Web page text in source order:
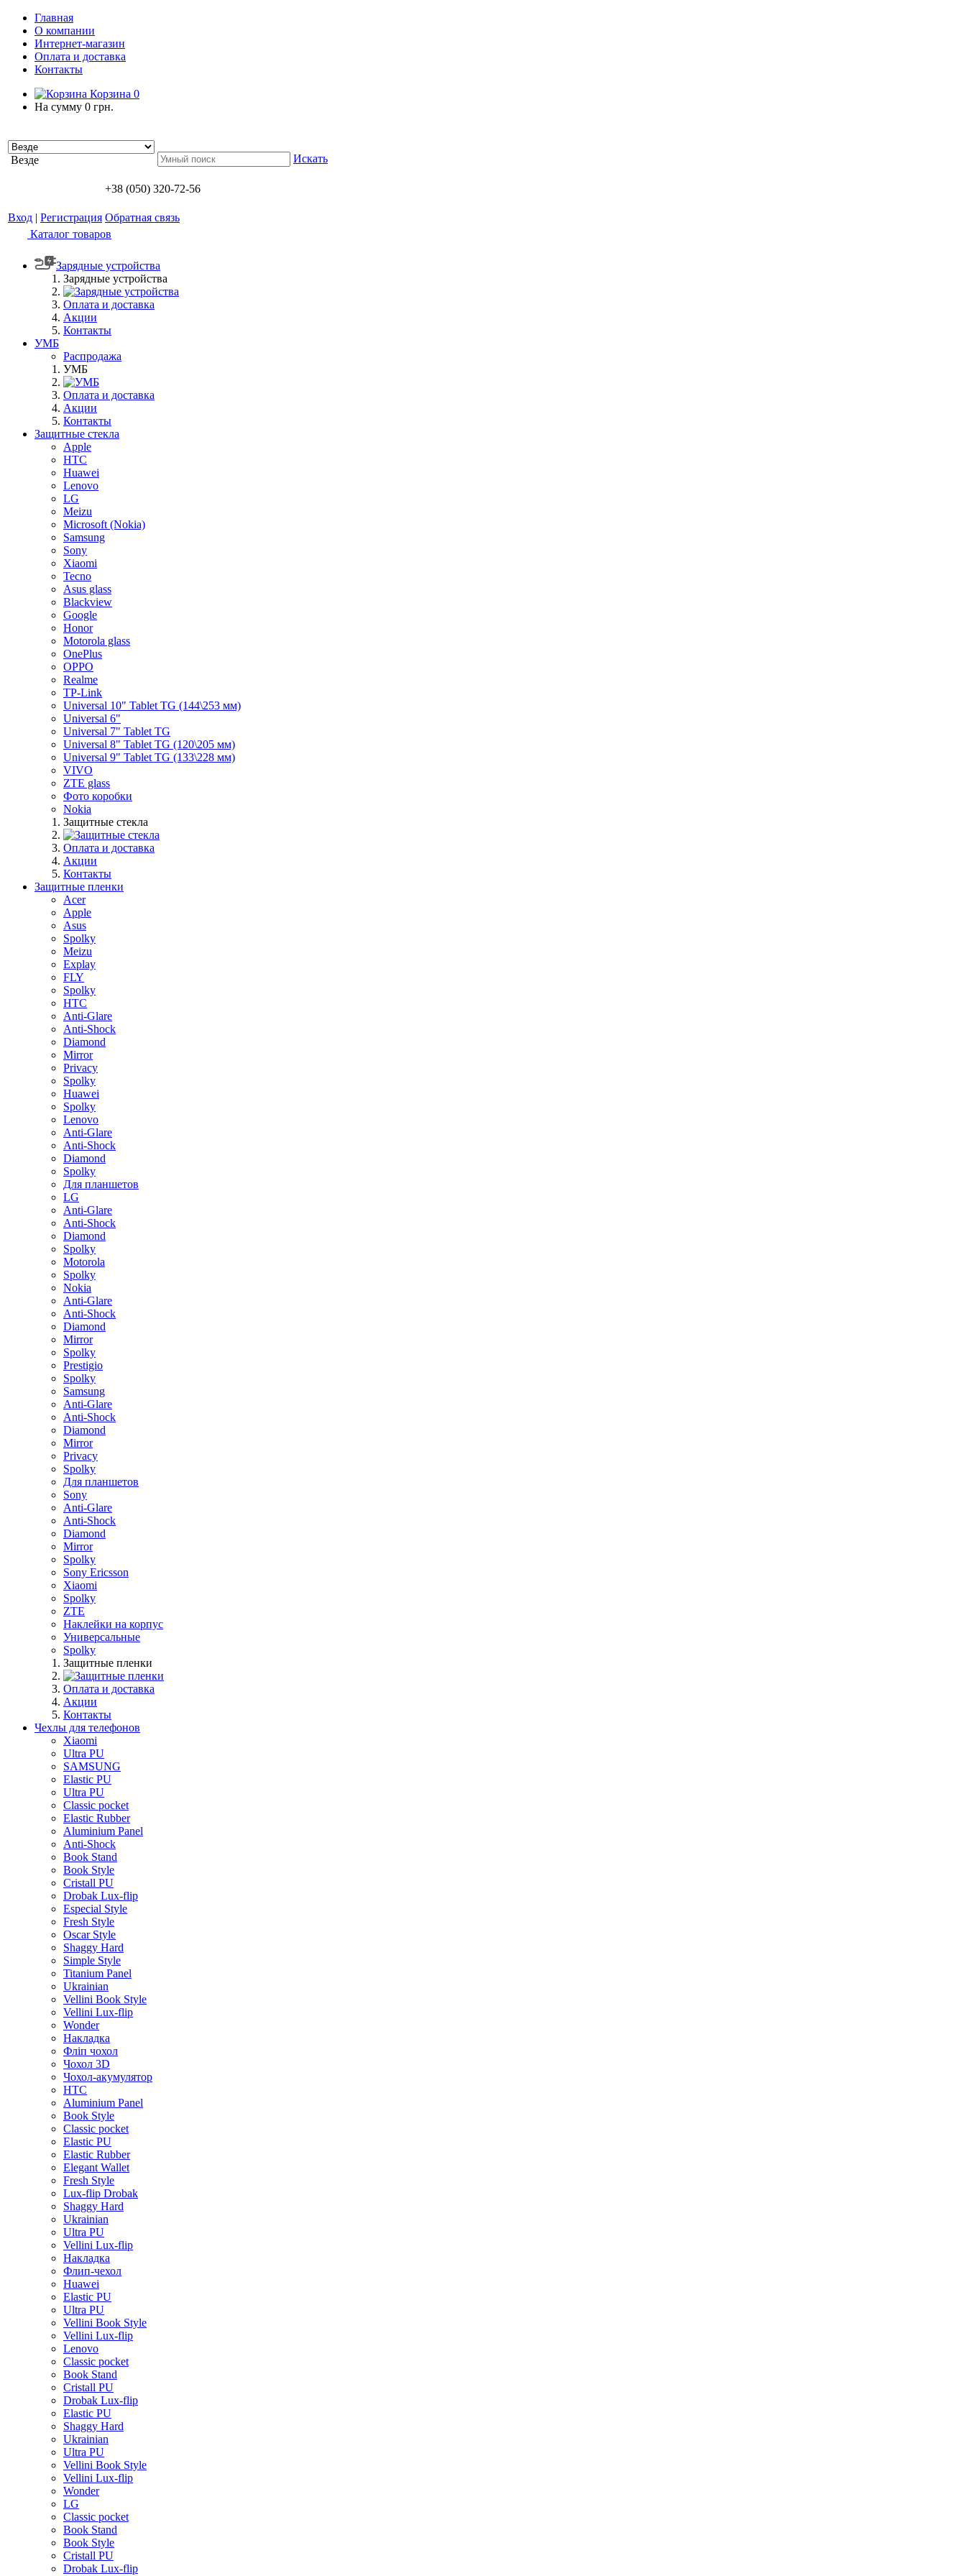
Главная
О компании
Интернет-магазин
Оплата и доставка
Контакты
Корзина 0
На сумму 0 грн.
Везде Искать
+38 (050) 320-72-56
Вход | Регистрация Обратная связь
Каталог товаров
Зарядные устройства
Зарядные устройства
Оплата и доставка
Акции
Контакты
УМБ
Распродажа
УМБ
Оплата и доставка
Акции
Контакты
Защитные стекла
Apple
HTC
Huawei
Lenovo
LG
Meizu
Microsoft (Nokia)
Samsung
Sony
Xiaomi
Tecno
Asus glass
Blackview
Google
Honor
Motorola glass
OnePlus
OPPO
Realme
TP-Link
Universal 10" Tablet TG (144\253 мм)
Universal 6"
Universal 7" Tablet TG
Universal 8" Tablet TG (120\205 мм)
Universal 9" Tablet TG (133\228 мм)
VIVO
ZTE glass
Фото коробки
Nokia
Защитные стекла
Оплата и доставка
Акции
Контакты
Защитные пленки
Acer
Apple
Asus
Spolky
Meizu
Explay
FLY
Spolky
HTC
Anti-Glare
Anti-Shock
Diamond
Mirror
Privacy
Spolky
Huawei
Spolky
Lenovo
Anti-Glare
Anti-Shock
Diamond
Spolky
Для планшетов
LG
Anti-Glare
Anti-Shock
Diamond
Spolky
Motorola
Spolky
Nokia
Anti-Glare
Anti-Shock
Diamond
Mirror
Spolky
Prestigio
Spolky
Samsung
Anti-Glare
Anti-Shock
Diamond
Mirror
Privacy
Spolky
Для планшетов
Sony
Anti-Glare
Anti-Shock
Diamond
Mirror
Spolky
Sony Ericsson
Xiaomi
Spolky
ZTE
Наклейки на корпус
Универсальные
Spolky
Защитные пленки
Оплата и доставка
Акции
Контакты
Чехлы для телефонов
Xiaomi
Ultra PU
SAMSUNG
Elastic PU
Ultra PU
Classic pocket
Elastic Rubber
Aluminium Panel
Anti-Shock
Book Stand
Book Style
Cristall PU
Drobak Lux-flip
Especial Style
Fresh Style
Oscar Style
Shaggy Hard
Simple Style
Titanium Panel
Ukrainian
Vellini Book Style
Vellini Lux-flip
Wonder
Накладка
Фліп чохол
Чохол 3D
Чохол-акумулятор
HTC
Aluminium Panel
Book Style
Classic pocket
Elastic PU
Elastic Rubber
Elegant Wallet
Fresh Style
Lux-flip Drobak
Shaggy Hard
Ukrainian
Ultra PU
Vellini Lux-flip
Накладка
Флип-чехол
Huawei
Elastic PU
Ultra PU
Vellini Book Style
Vellini Lux-flip
Lenovo
Classic pocket
Book Stand
Cristall PU
Drobak Lux-flip
Elastic PU
Shaggy Hard
Ukrainian
Ultra PU
Vellini Book Style
Vellini Lux-flip
Wonder
LG
Classic pocket
Book Stand
Book Style
Cristall PU
Drobak Lux-flip